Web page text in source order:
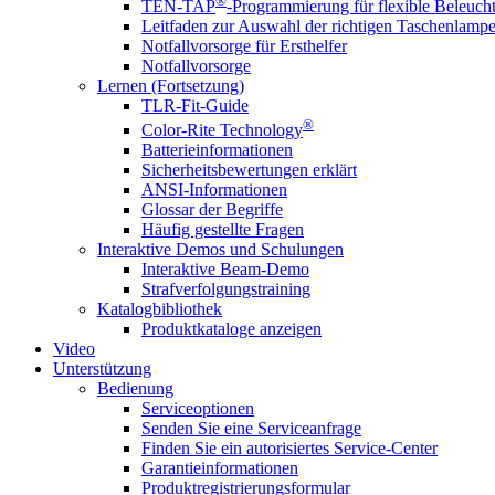
TEN-TAP -Programmierung für flexible
Leitfaden zur Auswahl der richtigen Taschenlampe
Notfallvorsorge für Ersthelfer
Notfallvorsorge
Lernen (Fortsetzung)
TLR-Fit-Guide
Color-Rite Technology®
Batterieinformationen
Sicherheitsbewertungen erklärt
ANSI-Informationen
Glossar der Begriffe
Häufig gestellte Fragen
Interaktive Demos und Schulungen
Interaktive Beam-Demo
Strafverfolgungstraining
Katalogbibliothek
Produktkataloge anzeigen
Video
Unterstützung
Bedienung
Serviceoptionen
Senden Sie eine Serviceanfrage
Finden Sie ein autorisiertes Service-Center
Garantieinformationen
Produktregistrierungsformular